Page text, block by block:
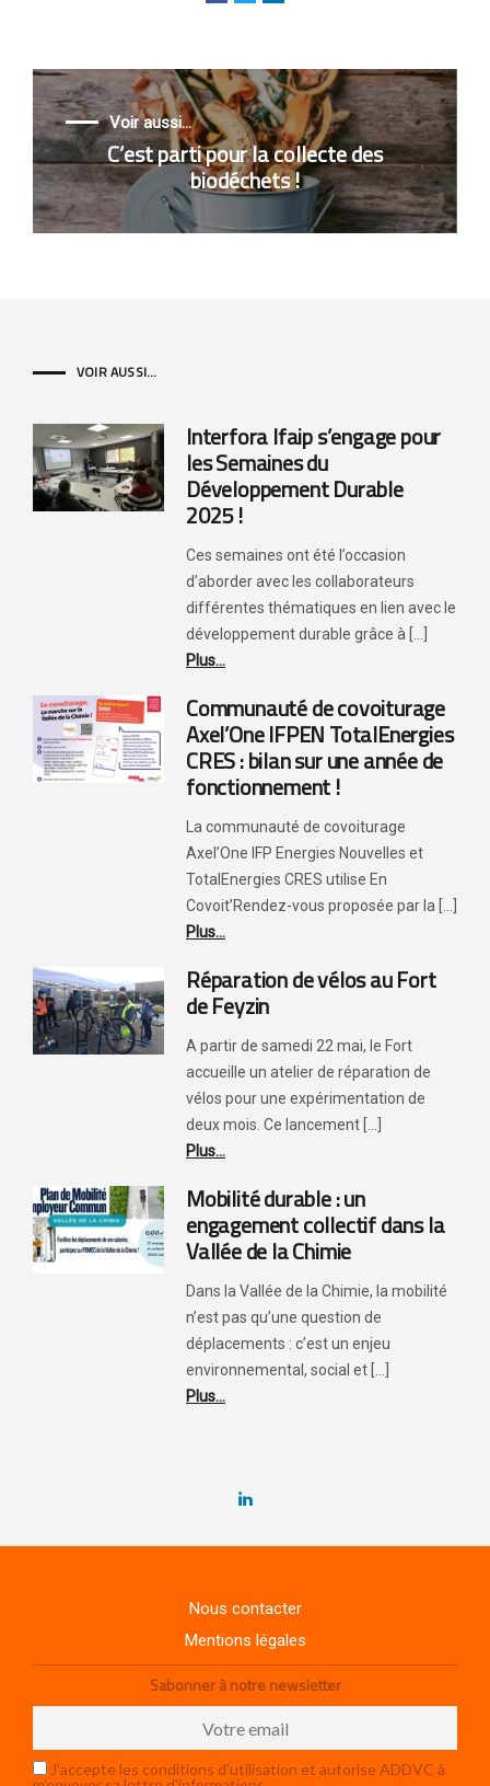
Voir aussi...
C’est parti pour la collecte des
biodéchets !
VOIR AUSSI...
Interfora Ifaip s’engage pour
les Semaines du
Développement Durable
2025 !
Ces semaines ont été l’occasion
d’aborder avec les collaborateurs
différentes thématiques en lien avec le
développement durable grâce à [...]
Plus...
Communauté de covoiturage
Axel’One IFPEN TotalEnergies
CRES : bilan sur une année de
fonctionnement !
La communauté de covoiturage
Axel’One IFP Energies Nouvelles et
TotalEnergies CRES utilise En
Covoit’Rendez-vous proposée par la [...]
Plus...
Réparation de vélos au Fort
de Feyzin
A partir de samedi 22 mai, le Fort
accueille un atelier de réparation de
vélos pour une expérimentation de
deux mois. Ce lancement [...]
Plus...
Mobilité durable : un
engagement collectif dans la
Vallée de la Chimie
Dans la Vallée de la Chimie, la mobilité
n’est pas qu’une question de
déplacements : c’est un enjeu
environnemental, social et [...]
Plus...
Nous contacter
Mentions légales
Sabonner à notre newsletter
J'accepte les conditions d'utilisation et autorise ADDVC à